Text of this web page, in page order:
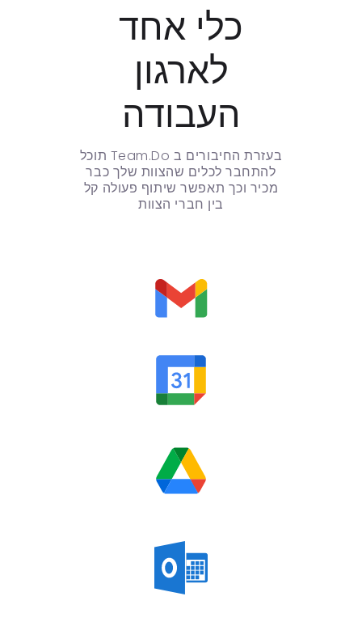
כלי אחד
לארגון
העבודה
בעזרת החיבורים ב Team.Do תוכל
להתחבר לכלים שהצוות שלך כבר
מכיר וכך תאפשר שיתוף פעולה קל
בין חברי הצוות